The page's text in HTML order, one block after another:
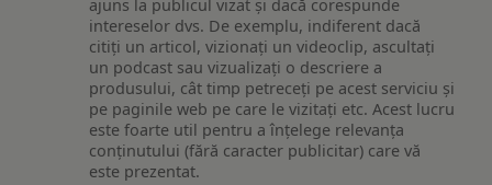
ajuns la publicul vizat și dacă corespunde
intereselor dvs. De exemplu, indiferent dacă
citiți un articol, vizionați un videoclip, ascultați
un podcast sau vizualizați o descriere a
produsului, cât timp petreceți pe acest serviciu și
pe paginile web pe care le vizitați etc. Acest lucru
este foarte util pentru a înțelege relevanța
conținutului (fără caracter publicitar) care vă
este prezentat.